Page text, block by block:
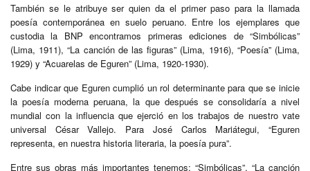
También se le atribuye ser quien da el primer paso para la llamada
poesía contemporánea en suelo peruano. Entre los ejemplares que
custodia la BNP encontramos primeras ediciones de “Simbólicas”
(Lima, 1911), “La canción de las figuras” (Lima, 1916), “Poesía” (Lima,
1929) y “Acuarelas de Eguren” (Lima, 1920-1930).
Cabe indicar que Eguren cumplió un rol determinante para que se inicie
la poesía moderna peruana, la que después se consolidaría a nivel
mundial con la influencia que ejerció en los trabajos de nuestro vate
universal César Vallejo. Para José Carlos Mariátegui, “Eguren
representa, en nuestra historia literaria, la poesía pura”.
Entre sus obras más importantes tenemos: “Simbólicas”, “La canción